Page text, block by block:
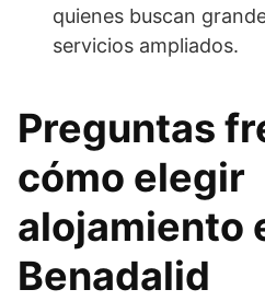
quienes buscan
servicios ampliados.
Preguntas
cómo elegir
alojamiento
Benadalid